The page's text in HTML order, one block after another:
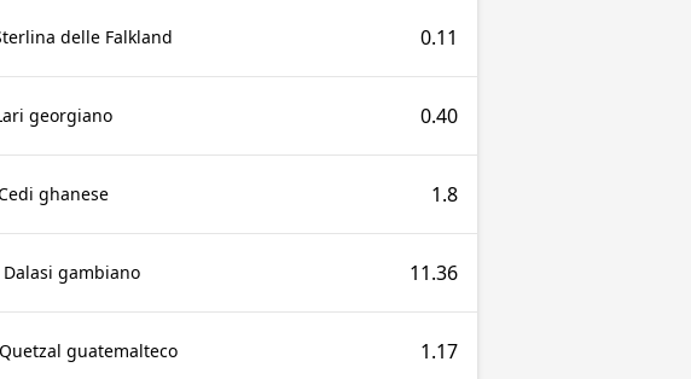
delle Falkland 0.11
georgiano 0.40
ghanese 1.8
Dalasi gambiano 11.36
guatemalteco 1.17